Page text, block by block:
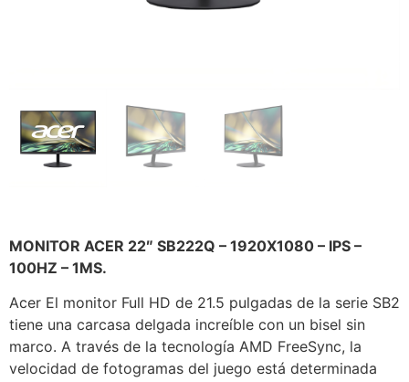
MONITOR ACER 22″ SB222Q – 1920X1080 – IPS –
100HZ – 1MS.
Acer El monitor Full HD de 21.5 pulgadas de la serie SB2
tiene una carcasa delgada increíble con un bisel sin
marco. A través de la tecnología AMD FreeSync, la
velocidad de fotogramas del juego está determinada